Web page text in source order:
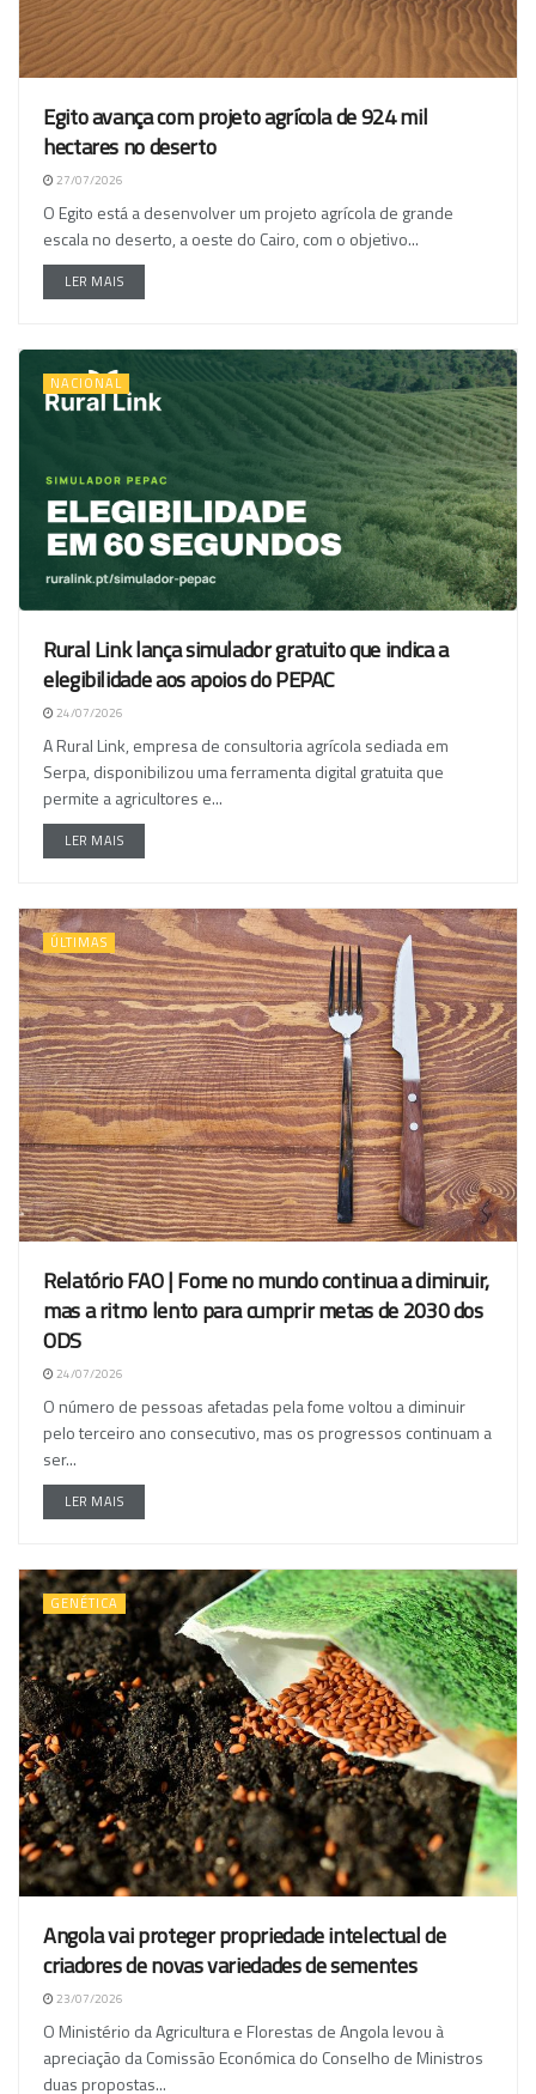
Egito avança com projeto agrícola de 924 mil
hectares no deserto
27/07/2026
O Egito está a desenvolver um projeto agrícola de grande
escala no deserto, a oeste do Cairo, com o objetivo...
LER MAIS
NACIONAL
Rural Link lança simulador gratuito que indica a
elegibilidade aos apoios do PEPAC
24/07/2026
A Rural Link, empresa de consultoria agrícola sediada em
Serpa, disponibilizou uma ferramenta digital gratuita que
permite a agricultores e...
LER MAIS
ÚLTIMAS
Relatório FAO | Fome no mundo continua a diminuir,
mas a ritmo lento para cumprir metas de 2030 dos
ODS
24/07/2026
O número de pessoas afetadas pela fome voltou a diminuir
pelo terceiro ano consecutivo, mas os progressos continuam a
ser...
LER MAIS
GENÉTICA
Angola vai proteger propriedade intelectual de
criadores de novas variedades de sementes
23/07/2026
O Ministério da Agricultura e Florestas de Angola levou à
apreciação da Comissão Económica do Conselho de Ministros
duas propostas...